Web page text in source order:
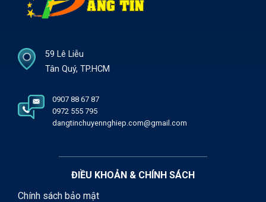
59 Lê Liễu
Tân Quý, TP.HCM
0907 88 67 87
0972 555 795
dangtinchuyennghiep.com@gmail.com
ĐIỀU KHOẢN & CHÍNH SÁCH
Chính sách bảo mật